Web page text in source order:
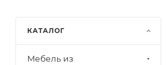
КАТАЛОГ
Мебель из